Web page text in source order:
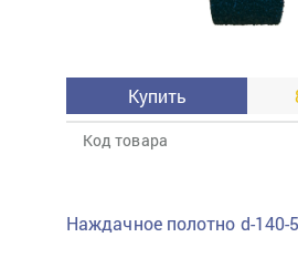
Купить
Код товара
Наждачное полотно d-140-